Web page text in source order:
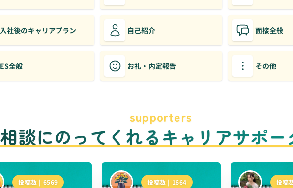
入社後のキャリアプラン 自己紹介 面接全般
ES全般 お礼・内定報告 その他
supporters
相談にのってくれるキャリアサポー
投稿数 | 6569 投稿数 | 1664 投稿